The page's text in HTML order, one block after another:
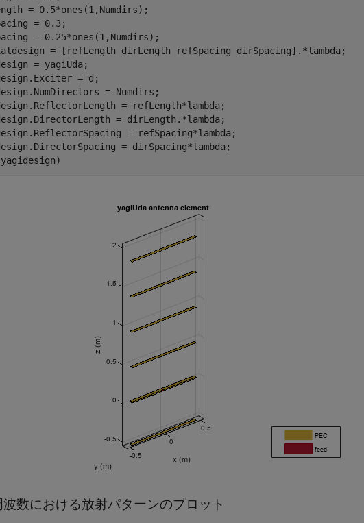
= 0.5*ones(1,Numdirs);
= 0.3;
= 0.25*ones(1,Numdirs);
= [refLength dirLength refSpacing dirSpacing].*lambda;
= yagiUda;
= d;
= Numdirs;
= refLength*lambda;
= dirLength.*lambda;
= refSpacing*lambda;
= dirSpacing*lambda;
数における放射パターンのプロット